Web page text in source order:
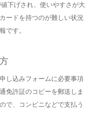
下げされ、使いやすさが大
ードを持つのが難しい状況
です。
し込みフォームに必要事項
免許証のコピーを郵送しま
で、コンビニなどで支払う